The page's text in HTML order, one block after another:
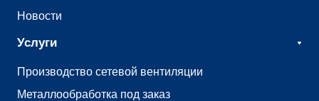
Новости
Услуги
Производство сетевой вентиляции
Металлообработка под заказ